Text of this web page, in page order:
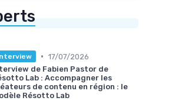
• 17/07/2026
de Fabien Pastor de
Lab : Accompagner les
de contenu en région : le
Résotto Lab